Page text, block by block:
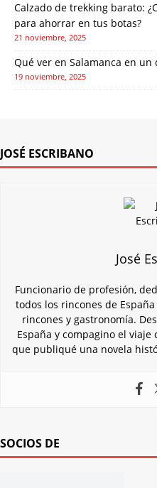
Calzado de trekking barato:
para ahorrar en tus botas?
21 noviembre, 2025
Qué ver en Salamanca en un
19 noviembre, 2025
JOSÉ ESCRIBANO
José
Funcionario de profesión,
todos los rincones de
rincones y gastronomía.
España y compagino el
que publiqué una novela
SOCIOS DE